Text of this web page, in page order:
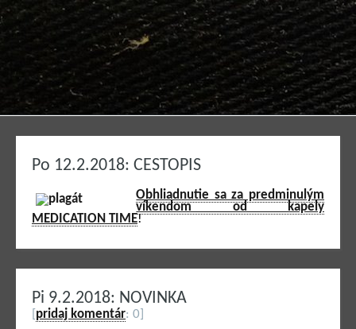
Po 12.2.2018: CESTOPIS
Obhliadnutie sa za predminulým
víkendom od kapely
MEDICATION TIME!
Pi 9.2.2018: NOVINKA
pridaj komentár: 0]